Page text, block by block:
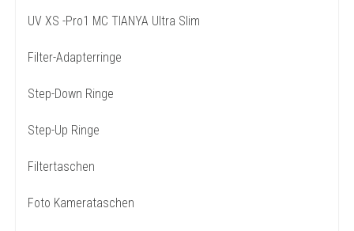
UV XS -Pro1 MC TIANYA Ultra Slim
Filter-Adapterringe
Step-Down Ringe
Step-Up Ringe
Filtertaschen
Foto Kamerataschen